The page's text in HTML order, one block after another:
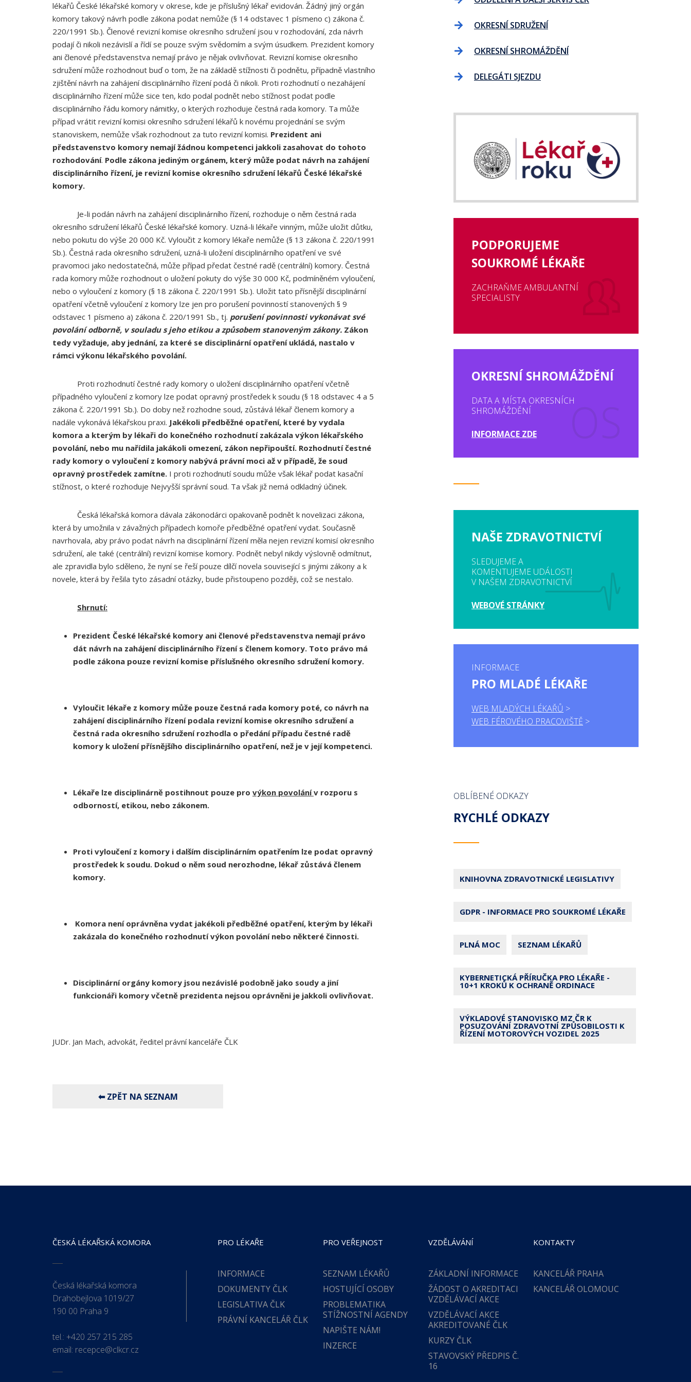
lékařů České lékařské komory v okrese, kde je příslušný lékař evidován. Žádný jiný orgán
komory takový návrh podle zákona podat nemůže (§ 14 odstavec 1 písmeno c) zákona č.
220/1991 Sb.). Členové revizní komise okresního sdružení jsou v rozhodování, zda návrh
podají či nikoli nezávislí a řídí se pouze svým svědomím a svým úsudkem. Prezident komory
ani členové představenstva nemají právo je nějak ovlivňovat. Revizní komise okresního
sdružení může rozhodnout buď o tom, že na základě stížnosti či podnětu, případně vlastního
zjištění návrh na zahájení disciplinárního řízení podá či nikoli. Proti rozhodnutí o nezahájení
disciplinárního řízení může sice ten, kdo podal podnět nebo stížnost podat podle
disciplinárního řádu komory námitky, o kterých rozhoduje čestná rada komory. Ta může
případ vrátit revizní komisi okresního sdružení lékařů k novému projednání se svým
stanoviskem, nemůže však rozhodnout za tuto revizní komisi. Prezident ani
představenstvo komory nemají žádnou kompetenci jakkoli zasahovat do tohoto
rozhodování. Podle zákona jediným orgánem, který může podat návrh na zahájení
disciplinárního řízení, je revizní komise okresního sdružení lékařů České lékařské
komory.
Je-li podán návrh na zahájení disciplinárního řízení, rozhoduje o něm čestná rada
okresního sdružení lékařů České lékařské komory. Uzná-li lékaře vinným, může uložit důtku,
nebo pokutu do výše 20 000 Kč. Vyloučit z komory lékaře nemůže (§ 13 zákona č. 220/1991
Sb.). Čestná rada okresního sdružení, uzná-li uložení disciplinárního opatření ve své
pravomoci jako nedostatečná, může případ předat čestné radě (centrální) komory. Čestná
rada komory může rozhodnout o uložení pokuty do výše 30 000 Kč, podmíněném vyloučení,
nebo o vyloučení z komory (§ 18 zákona č. 220/1991 Sb.). Uložit tato přísnější disciplinární
opatření včetně vyloučení z komory lze jen pro porušení povinností stanovených § 9
odstavec 1 písmeno a) zákona č. 220/1991 Sb., tj. porušení povinnosti vykonávat své
povolání odborně, v souladu s jeho etikou a způsobem stanoveným zákony. Zákon
tedy vyžaduje, aby jednání, za které se disciplinární opatření ukládá, nastalo v
rámci výkonu lékařského povolání.
Proti rozhodnutí čestné rady komory o uložení disciplinárního opatření včetně
případného vyloučení z komory lze podat opravný prostředek k soudu (§ 18 odstavec 4 a 5
zákona č. 220/1991 Sb.). Do doby než rozhodne soud, zůstává lékař členem komory a
nadále vykonává lékařskou praxi. Jakékoli předběžné opatření, které by vydala
komora a kterým by lékaři do konečného rozhodnutí zakázala výkon lékařského
povolání, nebo mu nařídila jakákoli omezení, zákon nepřipouští. Rozhodnutí čestné
rady komory o vyloučení z komory nabývá právní moci až v případě, že soud
opravný prostředek zamítne. I proti rozhodnutí soudu může však lékař podat kasační
stížnost, o které rozhoduje Nejvyšší správní soud. Ta však již nemá odkladný účinek.
Česká lékařská komora dávala zákonodárci opakovaně podnět k novelizaci zákona,
která by umožnila v závažných případech komoře předběžné opatření vydat. Současně
navrhovala, aby právo podat návrh na disciplinární řízení měla nejen revizní komisí okresního
sdružení, ale také (centrální) revizní komise komory. Podnět nebyl nikdy výslovně odmítnut,
ale zpravidla bylo sděleno, že nyní se řeší pouze dílčí novela související s jinými zákony a k
novele, která by řešila tyto zásadní otázky, bude přistoupeno později, což se nestalo.
Shrnutí:
Prezident České lékařské komory ani členové představenstva nemají právo
dát návrh na zahájení disciplinárního řízení s členem komory. Toto právo má
podle zákona pouze revizní komise příslušného okresního sdružení komory.
Vyloučit lékaře z komory může pouze čestná rada komory poté, co návrh na
zahájení disciplinárního řízení podala revizní komise okresního sdružení a
čestná rada okresního sdružení rozhodla o předání případu čestné radě
komory k uložení přísnějšího disciplinárního opatření, než je v její kompetenci.
Lékaře lze disciplinárně postihnout pouze pro výkon povolánív rozporu s
odborností, etikou, nebo zákonem.
Proti vyloučení z komory i dalším disciplinárním opatřením lze podat opravný
prostředek k soudu. Dokud o něm soud nerozhodne, lékař zůstává členem
komory.
Komora není oprávněna vydat jakékoli předběžné opatření, kterým by lékaři
zakázala do konečného rozhodnutí výkon povolání nebo některé činnosti.
Disciplinární orgány komory jsou nezávislé podobně jako soudy a jiní
funkcionáři komory včetně prezidenta nejsou oprávněni je jakkoli ovlivňovat.
JUDr. Jan Mach, advokát, ředitel právní kanceláře ČLK
OKRESNÍ SDRUŽENÍ
OKRESNÍ SHROMÁŽDĚNÍ
DELEGÁTI SJEZDU
PODPORUJEME
SOUKROMÉ LÉKAŘE
ZACHRAŇME AMBULANTNÍ
SPECIALISTY
OKRESNÍ SHROMÁŽDĚNÍ
DATA A MÍSTA OKRESNÍCH
SHROMÁŽDĚNÍ
INFORMACE ZDE
NAŠE ZDRAVOTNICTVÍ
SLEDUJEME A
KOMENTUJEME UDÁLOSTI
V NAŠEM ZDRAVOTNICTVÍ
WEBOVÉ STRÁNKY
INFORMACE
PRO MLADÉ LÉKAŘE
WEB MLADÝCH LÉKAŘŮ
WEB FÉROVÉHO PRACOVIŠTĚ
OBLÍBENÉ ODKAZY
RYCHLÉ ODKAZY
KNIHOVNA ZDRAVOTNICKÉ LEGISLATIVY
GDPR - INFORMACE PRO SOUKROMÉ LÉKAŘE
PLNÁ MOC SEZNAM LÉKAŘŮ
KYBERNETICKÁ PŘÍRUČKA PRO LÉKAŘE -
10+1 KROKŮ K OCHRANĚ ORDINACE
VÝKLADOVÉ STANOVISKO MZ ČR K
POSUZOVÁNÍ ZDRAVOTNÍ ZPŮSOBILOSTI K
ŘÍZENÍ MOTOROVÝCH VOZIDEL 2025
ČESKÁ LÉKAŘSKÁ KOMORA
Česká lékařská komora
Drahobejlova 1019/27
190 00 Praha 9
tel.: +420 257 215 285
email: recepce@clkcr.cz
PRO LÉKAŘE
INFORMACE
DOKUMENTY ČLK
LEGISLATIVA ČLK
PRÁVNÍ KANCELÁŘ ČLK
PRO VEŘEJNOST
SEZNAM LÉKAŘŮ
HOSTUJÍCÍ OSOBY
PROBLEMATIKA
STÍŽNOSTNÍ AGENDY
NAPIŠTE NÁM!
INZERCE
VZDĚLÁVÁNÍ
ZÁKLADNÍ INFORMACE
ŽÁDOST O AKREDITACI
VZDĚLÁVACÍ AKCE
VZDĚLÁVACÍ AKCE
AKREDITOVANÉ ČLK
KURZY ČLK
STAVOVSKÝ PŘEDPIS Č.
16
KONTAKTY
KANCELÁŘ PRAHA
KANCELÁŘ OLOMOUC